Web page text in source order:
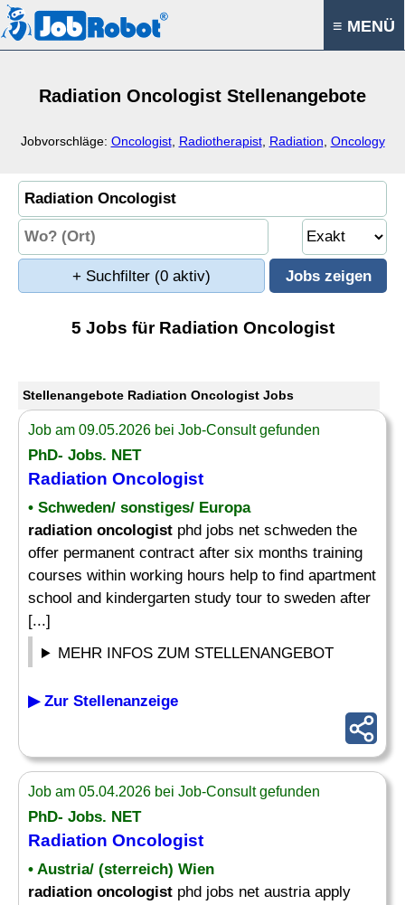
≡ MENÜ
Radiation Oncologist Stellenangebote
Jobvorschläge: Oncologist, Radiotherapist, Radiation Oncology
+ Suchfilter (0 aktiv)
5 Jobs für Radiation Oncologist
Stellenangebote Radiation Oncologist Jobs
Job am 09.05.2026 bei Job-Consult gefunden
PhD- Jobs. NET
Radiation Oncologist
• Schweden/ sonstiges/ Europa
radiation oncologist phd jobs net schweden the
offer permanent contract after six months training
courses within working hours help to find apartment
school and kindergarten study tour to sweden after
[...]
MEHR INFOS ZUM STELLENANGEBOT
▶ Zur Stellenanzeige
Job am 05.04.2026 bei Job-Consult gefunden
PhD- Jobs. NET
Radiation Oncologist
• Austria/ (sterreich) Wien
radiation oncologist phd jobs net austria apply